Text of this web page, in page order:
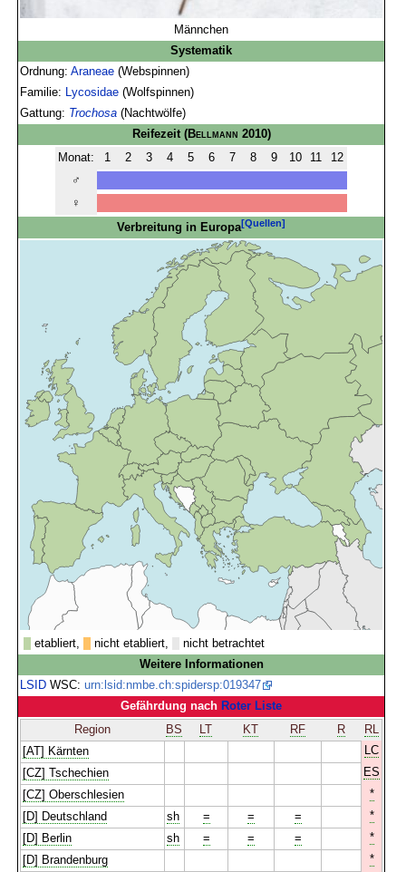
Männchen
Systematik
Ordnung:Araneae (Webspinnen)
Familie:
Lycosidae (Wolfspinnen)
Gattung: Trochosa (Nachtwölfe)
Reifezeit (Bellmann 2010)
Monat:
1 2 3 4 5 6 7 8 9 10 11
12
♂
♀
Verbreitung in Europa[Quellen]
etabliert, nicht etabliert,
nicht betrachtet
Weitere Informationen
LSID WSC:urn:lsid:nmbe.ch:spidersp:019347
Gefährdung nach Roter Liste
Region
BS LT KT RF R
RL
[AT] Kärnten
LC
[CZ] Tschechien
ES
[CZ] Oberschlesien
*
[D] Deutschland
sh = = =
*
[D] Berlin
sh = = =
*
[D] Brandenburg
*